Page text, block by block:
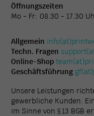
Öffnungszeiten
Mo - Fr: 08.30 - 17.30
Allgemein
Techn. Fragen
Online-Shop
Geschäftsführung
Unsere Leistungen
gewerbliche Kunden.
im Sinne von § 13 BGB